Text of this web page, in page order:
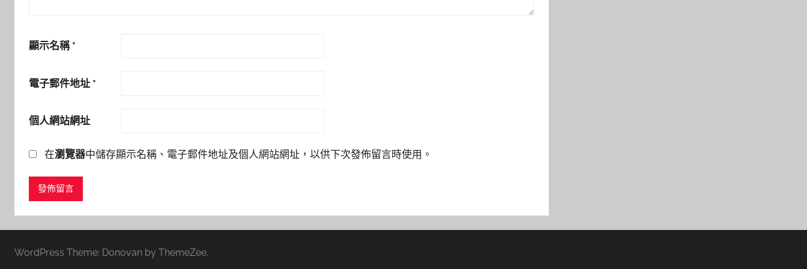
顯示名稱 *
電子郵件地址 *
個人網站網址
在瀏覽器中儲存顯示名稱、電子郵件地址及個人網站網址，以供下次發佈留言時使用。
WordPress Theme: Donovan by ThemeZee.